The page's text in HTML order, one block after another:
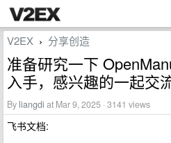
V2EX › 分享创造
准备研究一下
入手，感兴趣的一起交
By liangdi at Mar 9, 2025 · 3141 views
飞书文档: